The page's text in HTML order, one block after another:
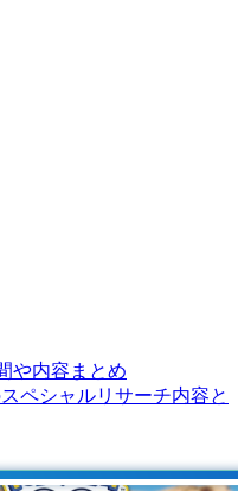
や内容まとめ
ペシャルリサーチ内容と